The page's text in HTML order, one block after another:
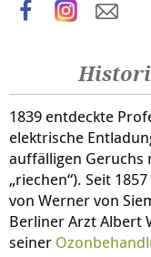
1839 entdeckte
elektrische
auffälligen Geruchs
„riechen“). Seit
von Werner von
Berliner Arzt Albert
seiner